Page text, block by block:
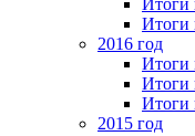
Итоги
2016 год
Итоги
Итоги
Итоги
2015 год